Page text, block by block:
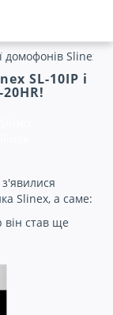
домофонів Slinex
SL-10IP і
Slinex, а саме:
став ще